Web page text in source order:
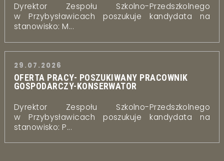
Dyrektor Zespołu Szkolno-Przedszkolnego
w Przybysławicach poszukuje kandydata na
stanowisko: M...
29.07.2026
OFERTA PRACY- POSZUKIWANY PRACOWNIK
GOSPODARCZY-KONSERWATOR
Dyrektor Zespołu Szkolno-Przedszkolnego
w Przybysławicach poszukuje kandydata na
stanowisko: P...